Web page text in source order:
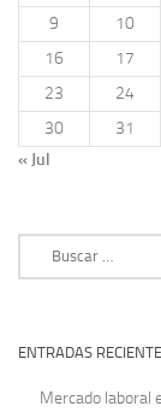
9
10
16
17
23
24
30
31
« Jul
ENTRADAS
Mercado laboral